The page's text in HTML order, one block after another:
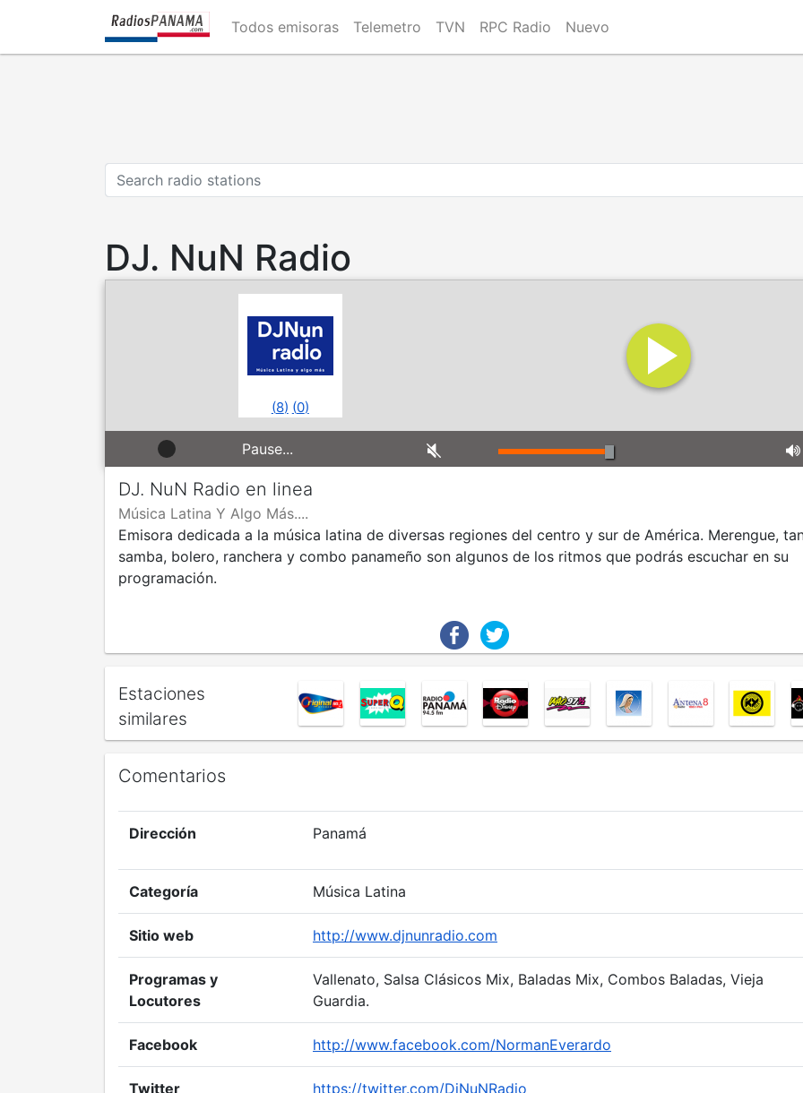
main
Todos emisoras Telemetro TVN RPC Radio Nuevo
DJ. NuN Radio
(8) (0)
Pause...
DJ. NuN Radio en linea
Música Latina Y Algo Más....
Emisora dedicada a la música latina de diversas regiones del centro y sur de América. Merengue,
samba, bolero, ranchera y combo panameño son algunos de los ritmos que podrás escuchar en su
programación.
Estaciones
similares
Comentarios
Dirección Panamá
Categoría Música Latina
Sitio web http://www.djnunradio.com
Programas y
Locutores
Vallenato, Salsa Clásicos Mix, Baladas Mix, Combos Baladas, Vieja
Guardia.
Facebook http://www.facebook.com/NormanEverardo
Twitter https://twitter.com/DjNuNRadio